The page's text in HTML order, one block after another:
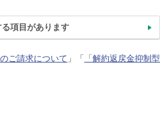
項目があります
ご請求について 」「 「解約返戻金抑制型